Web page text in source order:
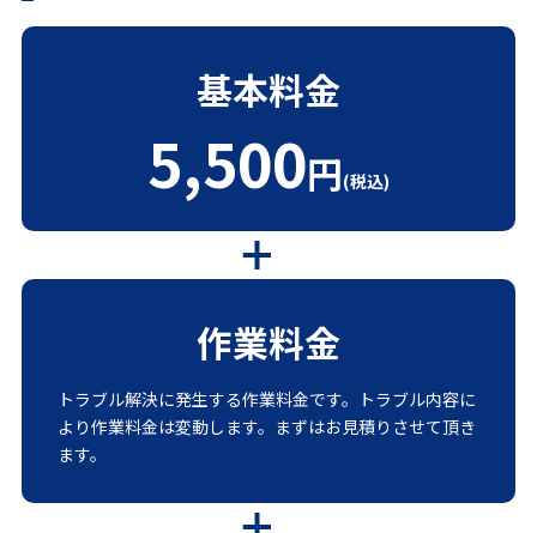
基本料金
5,500円(税込)
作業料金
トラブル解決に発生する作業料金です。トラブル内容に
より作業料金は変動します。まずはお見積りさせて頂き
ます。